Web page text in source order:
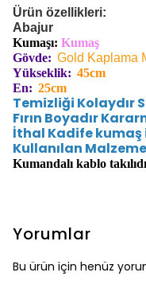
Ürün özellikleri:
Abajur
Kumaşı: Kumaş
Gövde: Gold Kaplama
Yükseklik: 45cm
En: 25cm
Temizliği Kolaydır
Fırın Boyadır
İthal Kadife kumaş
Kullanılan
Kumandalı kablo
Yorumlar
Bu ürün için henüz